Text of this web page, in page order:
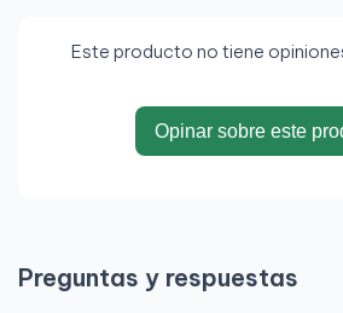
Este producto no tiene
Opinar sobre este
Preguntas y respuestas